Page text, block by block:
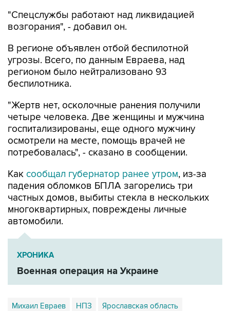
"Спецслужбы работают над ликвидацией
возгорания", - добавил он.
В регионе объявлен отбой беспилотной
угрозы. Всего, по данным Евраева, над
регионом было нейтрализовано 93
беспилотника.
"Жертв нет, осколочные ранения получили
четыре человека. Две женщины и мужчина
госпитализированы, еще одного мужчину
осмотрели на месте, помощь врачей не
потребовалась", - сказано в сообщении.
Как сообщал губернатор ранее утром, из-за
падения обломков БПЛА загорелись три
частных домов, выбиты стекла в нескольких
многоквартирных, повреждены личные
автомобили.
ХРОНИКА
Военная операция на Украине
Михаил Евраев НПЗ Ярославская область